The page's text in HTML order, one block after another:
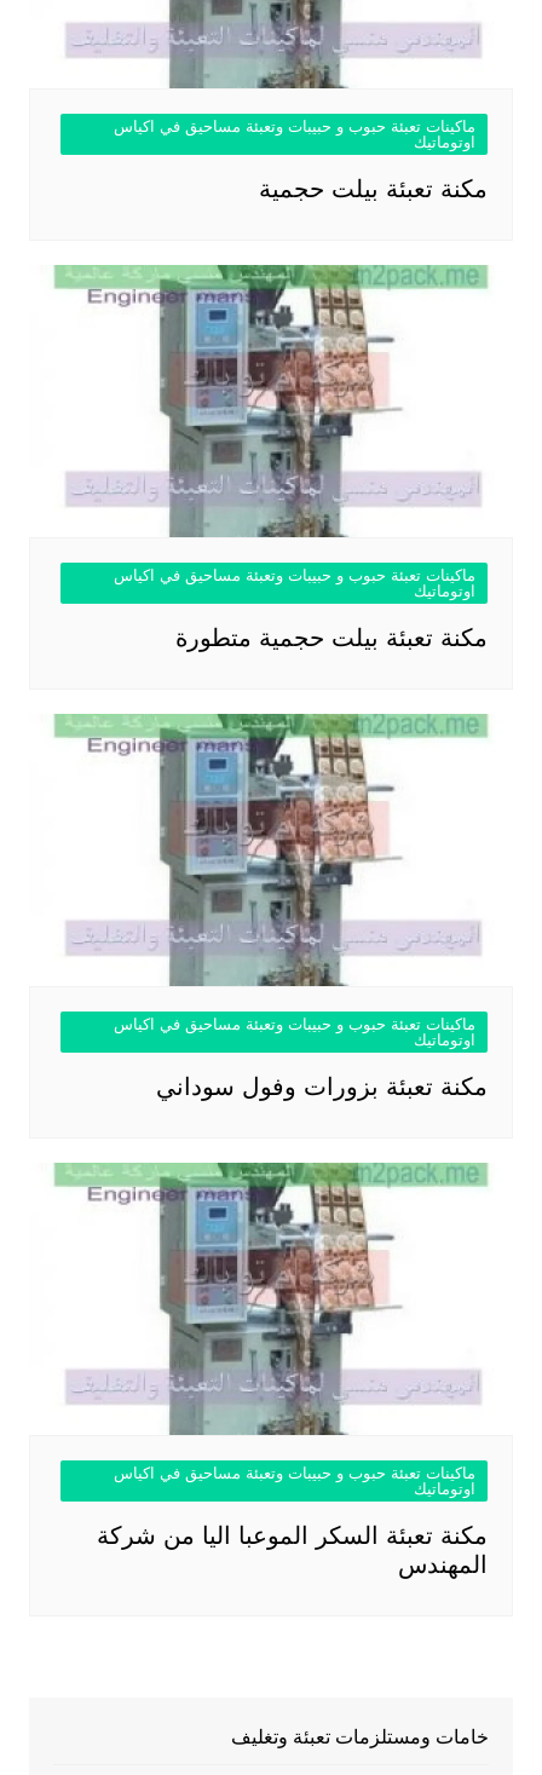
ماكينات تعبئة حبوب و حبيبات وتعبئة مساحيق في اكياس
اوتوماتيك
مكنة تعبئة بيلت حجمية
ماكينات تعبئة حبوب و حبيبات وتعبئة مساحيق في اكياس
اوتوماتيك
مكنة تعبئة بيلت حجمية متطورة
ماكينات تعبئة حبوب و حبيبات وتعبئة مساحيق في اكياس
اوتوماتيك
مكنة تعبئة بزورات وفول سوداني
ماكينات تعبئة حبوب و حبيبات وتعبئة مساحيق في اكياس
اوتوماتيك
مكنة تعبئة السكر الموعبا اليا من شركة
المهندس
خامات ومستلزمات تعبئة وتغليف